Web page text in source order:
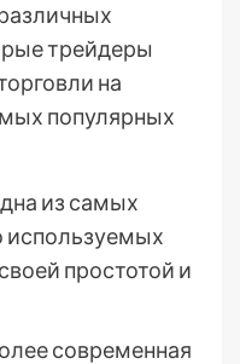
трейдеры
на
популярных
из самых
используемых
простотой и
современная